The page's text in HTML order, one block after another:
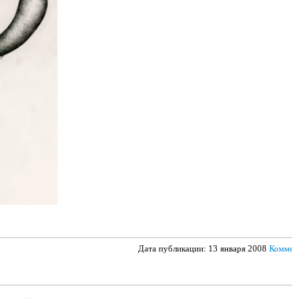
Дата публикации: 13 января 2008